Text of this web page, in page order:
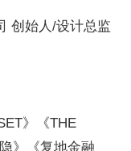
创始人/设计总监
》《THE
》《复地金融